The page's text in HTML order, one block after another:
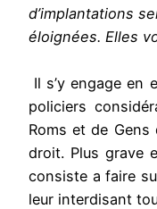
d’implantations
éloignées. Elles
Il s’y engage en
policiers
Roms et de
droit. Plus grave
consiste a faire
leur interdisant